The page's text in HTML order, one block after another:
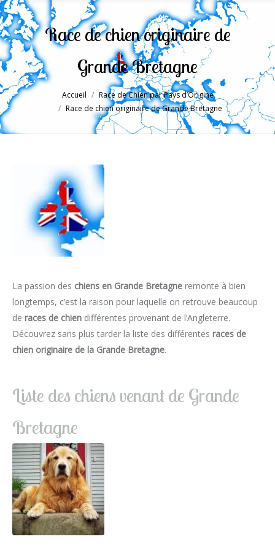
Race de chien originaire de
Grande Bretagne
Vous êtes ici :
Accueil
Race de Chien par Pays d’Origine
Race de chien originaire de Grande Bretagne
La passion des chiens en Grande Bretagne remonte à bien
longtemps, c’est la raison pour laquelle on retrouve beaucoup
de races de chien différentes provenant de l’Angleterre.
Découvrez sans plus tarder la liste des différentes races de
chien originaire de la Grande Bretagne.
Liste des chiens venant de Grande
Bretagne